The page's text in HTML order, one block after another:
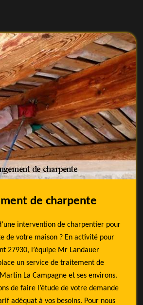
de charpente
intervention de charpentier pour
de votre maison ? En activité pour
27930, l’équipe Mr Landauer
un service de traitement de
La Campagne et ses environs.
de faire l’étude de votre demande
adéquat à vos besoins. Pour nous